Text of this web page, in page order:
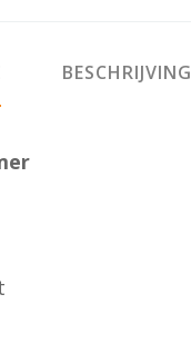
BESCHRIJVING